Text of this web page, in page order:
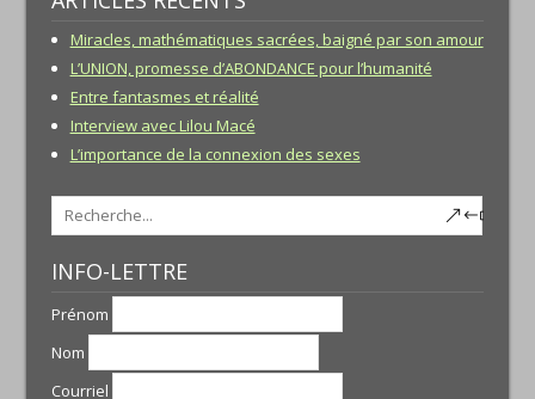
Miracles, mathématiques sacrées, baigné par son amour
L’UNION, promesse d’ABONDANCE pour l’humanité
Entre fantasmes et réalité
Interview avec Lilou Macé
L’importance de la connexion des sexes
INFO-LETTRE
Prénom
Nom
Courriel